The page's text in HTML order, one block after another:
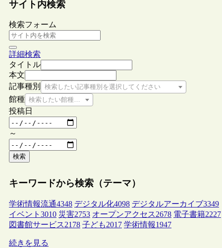
サイト内検索
検索フォーム
詳細検索
タイトル
本文
記事種別
検索したい記事種別を選択してください
館種 検索したい館種を選択してください
投稿日
～
検索
キーワードから検索（テーマ）
学術情報流通4348 デジタル化4098 デジタルアーカイブ3349
イベント 3010 災害2753 オープンアクセス2678 電子書籍2227
図書館サービス2178 子ども2017 学術情報1947
続きを見る